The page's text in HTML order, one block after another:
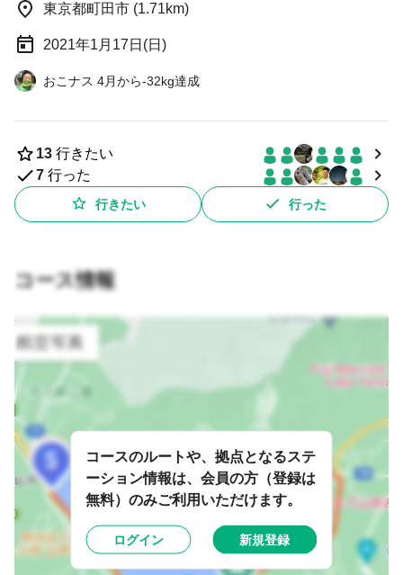
東京都町田市 (1.71km)
2021年1月17日(日)
おこナス 4月から-32kg達成
13 行きたい
7 行った
行きたい 行った
コース情報
コースのルートや、拠点となるステ
ーション情報は、会員の方（登録は
無料）のみご利用いただけます。
ログイン 新規登録